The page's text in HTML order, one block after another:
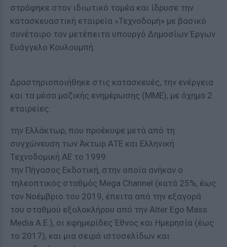
στράφηκε στον ιδιωτικό τομέα και ίδρυσε την
κατασκευαστική εταιρεία «Τεχνοδομή» με βασικό
συνέταιρο τον μετέπειτα υπουργό Δημοσίων Έργων
Ευάγγελο Κουλουμπή.
Δραστηριοποιήθηκε στις κατασκευές, την ενέργεια
και τα μέσα μαζικής ενημέρωσης (ΜΜΕ), με όχημα 2
εταιρείες:
την Ελλάκτωρ, που προέκυψε μετά από τη
συγχώνευση των Άκτωρ ΑΤΕ και Ελληνική
Τεχνοδομική ΑΕ το 1999.
την Πήγασος Εκδοτική, στην οποία ανήκαν ο
τηλεοπτικός σταθμός Mega Channel (κατά 25%, έως
τον Νοέμβριο του 2019, έπειτα από την εξαγορά
του σταθμού εξολοκλήρου από την Alter Ego Mass
Media Α.Ε.), οι εφημερίδες Έθνος και Ημερησία (έως
το 2017), και μια σειρά ιστοσελίδων και